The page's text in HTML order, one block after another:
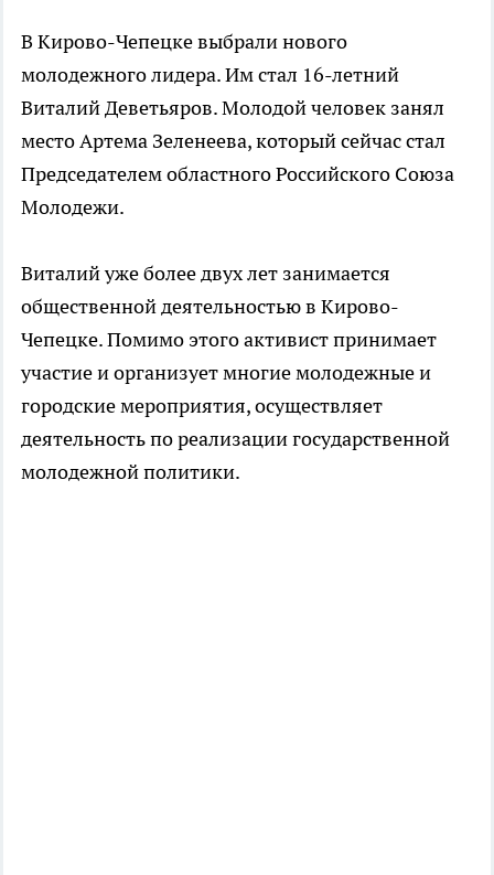
В Кирово-Чепецке выбралинового
молодежноголидера. Им стал 16-летний
Виталий Деветьяров. Молодой человек занял
место Артема Зеленеева, который сейчас стал
Председателем областного Российского Союза
Молодежи.
Виталий уже более двух лет занимается
общественной деятельностью в Кирово-
Чепецке. Помимо этого активист принимает
участие и организует многие молодежные и
городские мероприятия, осуществляет
деятельность по реализации государственной
молодежной политики.